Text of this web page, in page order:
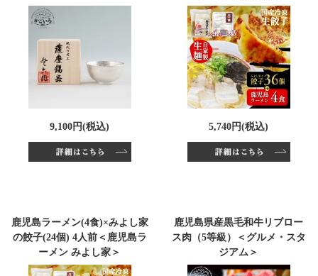
9,100円(税込) 5,740円(税込)
鹿児島ラーメン(4食)×みよし家
の餃子(24個) 4人前＜鹿児島ラ
ーメン みよし家＞
鹿児島県産黒毛和牛リブロー
ス肉（5等級）＜グルメ・スタ
ジアム＞